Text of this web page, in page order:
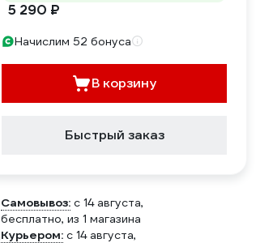
5 290 ₽
Начислим 52 бонуса
В корзину
Быстрый заказ
Самовывоз: c 14 августа,
бесплатно, из 1 магазина
Курьером: c 14 августа,